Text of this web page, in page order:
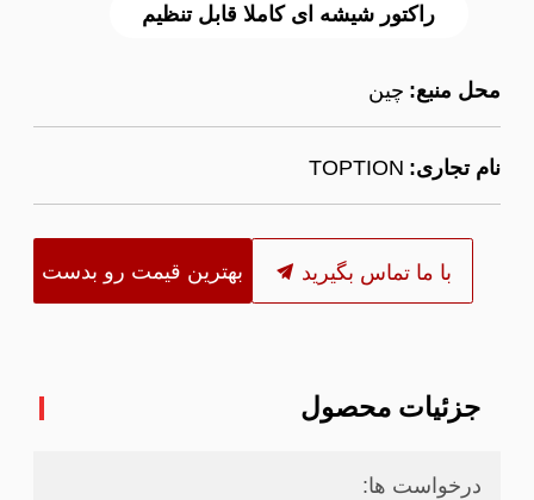
راکتور شیشه ای کاملا قابل تنظیم
محل منبع: چین
نام تجاری: TOPTION
با ما تماس بگیرید بهترین قیمت رو بدست
جزئیات محصول
درخواست ها: